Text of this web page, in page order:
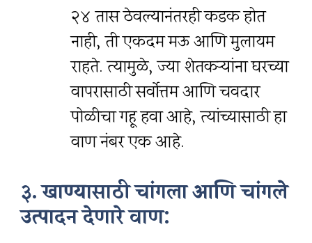
२४ तास ठेवल्यानंतरही कडक होत
नाही, ती एकदम मऊ आणि मुलायम
राहते. त्यामुळे, ज्या शेतकऱ्यांना घरच्या
वापरासाठी सर्वोत्तम आणि चवदार
पोळीचा गहू हवा आहे, त्यांच्यासाठी हा
वाण नंबर एक आहे.
३. खाण्यासाठी चांगला आणि चांगले
उत्पादन देणारे वाण: